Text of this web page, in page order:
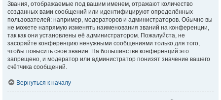
Звания, отображаемые под вашим именем, отражают количество
созданных вами сообщений или идентифицируют определённых
пользователей: например, модераторов и администраторов. Обычно вы
не можете напрямую изменять наименования званий на конференции,
так как они установлены её администратором. Пожалуйста, не
засоряйте конференцию ненужными сообщениями только для того,
чтобы повысить своё звание. На большинстве конференций это
запрещено, и модератор или администратор понизят значение вашего
счётчика сообщений.
Вернуться к началу